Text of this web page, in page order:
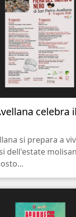
celebra
si prepara a
dell'estate